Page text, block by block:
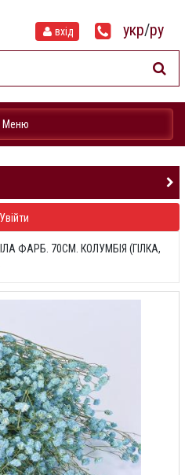
вхід укр/ру
Меню
Увійти
ФАРБ. 70СМ. КОЛУМБІЯ (ГІЛКА,